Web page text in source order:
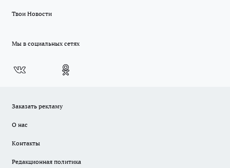
Твои Новости
Мы в социальных сетях
Заказать рекламу
О нас
Контакты
Редакционная политика